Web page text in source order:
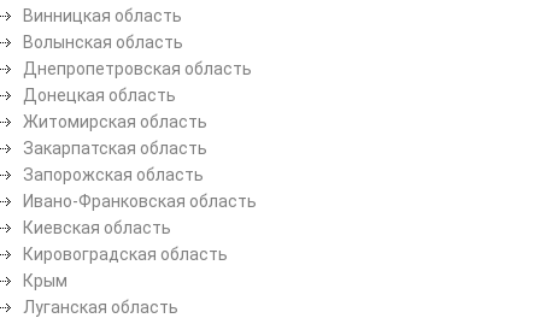
Винницкая область
Волынская область
Днепропетровская область
Донецкая область
Житомирская область
Закарпатская область
Запорожская область
Ивано-Франковская область
Киевская область
Кировоградская область
Крым
Луганская область